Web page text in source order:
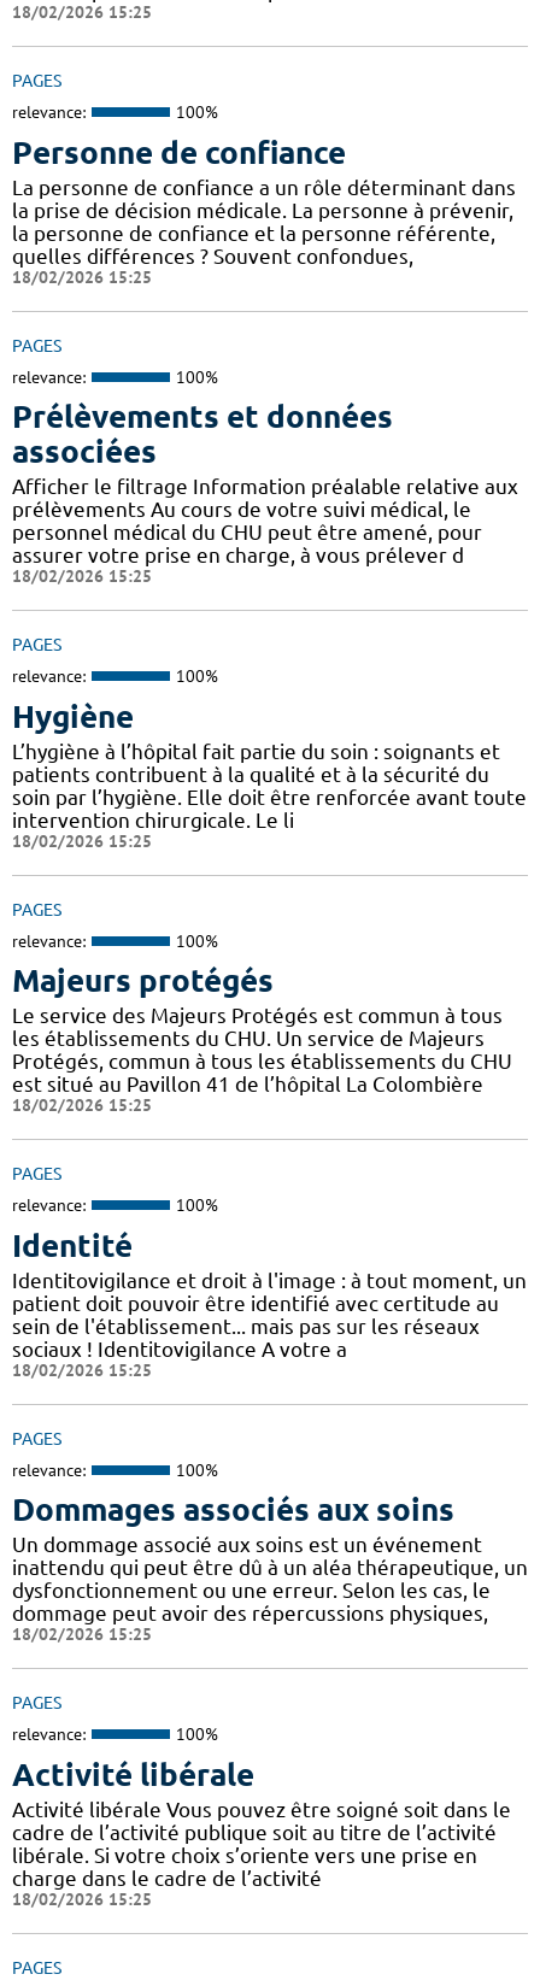
18/02/2026 15:25
PAGES
relevance: 100%
Personne de confiance
La personne de confiance a un rôle déterminant dans
la prise de décision médicale. La personne à prévenir,
la personne de confiance et la personne référente,
quelles différences ? Souvent confondues,
18/02/2026 15:25
PAGES
relevance: 100%
Prélèvements et données
associées
Afficher le filtrage Information préalable relative aux
prélèvements Au cours de votre suivi médical, le
personnel médical du CHU peut être amené, pour
assurer votre prise en charge, à vous prélever d
18/02/2026 15:25
PAGES
relevance: 100%
Hygiène
L’hygiène à l’hôpital fait partie du soin : soignants et
patients contribuent à la qualité et à la sécurité du
soin par l’hygiène. Elle doit être renforcée avant toute
intervention chirurgicale. Le li
18/02/2026 15:25
PAGES
relevance: 100%
Majeurs protégés
Le service des Majeurs Protégés est commun à tous
les établissements du CHU. Un service de Majeurs
Protégés, commun à tous les établissements du CHU
est situé au Pavillon 41 de l’hôpital La Colombière
18/02/2026 15:25
PAGES
relevance: 100%
Identité
Identitovigilance et droit à l'image : à tout moment, un
patient doit pouvoir être identifié avec certitude au
sein de l'établissement... mais pas sur les réseaux
sociaux ! Identitovigilance A votre a
18/02/2026 15:25
PAGES
relevance: 100%
Dommages associés aux soins
Un dommage associé aux soins est un événement
inattendu qui peut être dû à un aléa thérapeutique, un
dysfonctionnement ou une erreur. Selon les cas, le
dommage peut avoir des répercussions physiques,
18/02/2026 15:25
PAGES
relevance: 100%
Activité libérale
Activité libérale Vous pouvez être soigné soit dans le
cadre de l’activité publique soit au titre de l’activité
libérale. Si votre choix s’oriente vers une prise en
charge dans le cadre de l’activité
18/02/2026 15:25
PAGES